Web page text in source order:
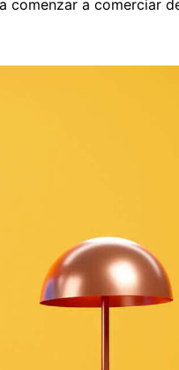
a comerciar